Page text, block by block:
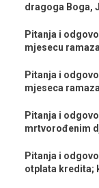
dragoga Boga,
Pitanja i
mjesecu
Pitanja i
mjeseca
Pitanja i
mrtvorođenim
Pitanja i
otplata kredita;